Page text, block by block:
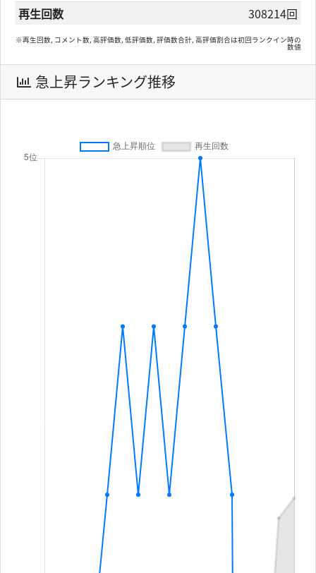
再生回数
308214回
※再生回数, コメント数, 高評価数, 低評価数, 評価数合計, 高評価割合は初回ランクイン時の
数値
急上昇ランキング推移